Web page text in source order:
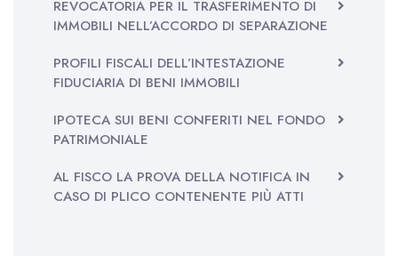
REVOCATORIA PER IL TRASFERIMENTO DI
IMMOBILI NELL’ACCORDO DI SEPARAZIONE
PROFILI FISCALI DELL’INTESTAZIONE
FIDUCIARIA DI BENI IMMOBILI
IPOTECA SUI BENI CONFERITI NEL FONDO
PATRIMONIALE
AL FISCO LA PROVA DELLA NOTIFICA IN
CASO DI PLICO CONTENENTE PIÙ ATTI